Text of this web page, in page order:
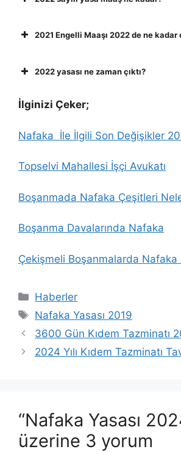
2021 Engelli Maaşı 2022 de ne kadar
2022 yasası ne zaman çıktı?
İlginizi Çeker;
Nafaka İle İlgili Son Değişikler
Topselvi Mahallesi İşçi Avukatı
Boşanmada Nafaka Çeşitleri
Boşanma Davalarında Nafaka
Çekişmeli Boşanmalarda Nafaka
Kategoriler
Haberler
Etiketler
Nafaka Yasası 2019
3600 Gün Kıdem Tazminatı
2024 Yılı Kıdem Tazminatı
“Nafaka Yasası
üzerine 3 yorum